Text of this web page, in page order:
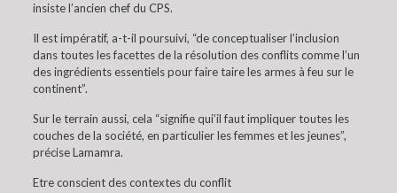
insiste l’ancien chef du CPS.
Il est impératif, a-t-il poursuivi, “de conceptualiser l’inclusion
dans toutes les facettes de la résolution des conflits comme l’un
des ingrédients essentiels pour faire taire les armes à feu sur le
continent”.
Sur le terrain aussi, cela “signifie qui’il faut impliquer toutes les
couches de la société, en particulier les femmes et les jeunes”,
précise Lamamra.
Etre conscient des contextes du conflit